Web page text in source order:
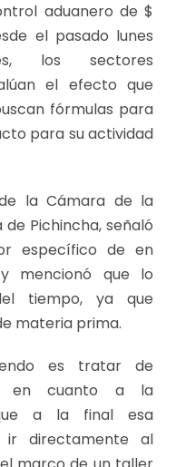
aduanero de $
el pasado lunes
los sectores
el efecto que
fórmulas para
para su actividad
la Cámara de la
Pichincha, señaló
específico de en
mencionó que lo
tiempo, ya que
materia prima.
es tratar de
en cuanto a la
a la final esa
ir directamente al